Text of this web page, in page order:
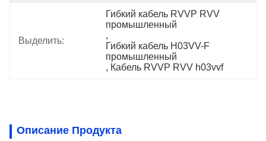
Выделить:
Гибкий кабель RVVP RVV
промышленный
,
Гибкий кабель H03VV-F
промышленный
, Кабель RVVP RVV h03vvf
Описание Продукта